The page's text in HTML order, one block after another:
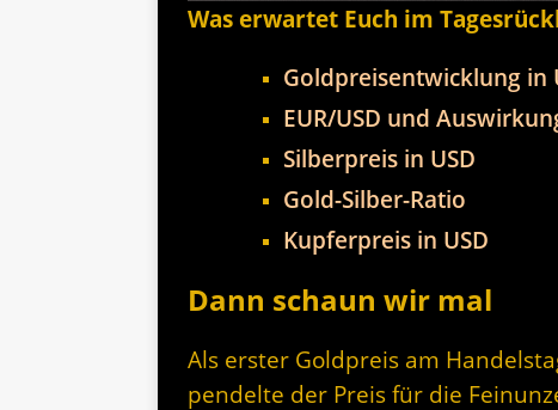
Was erwartet Euch im
Goldpreisentwicklung in
EUR/USD und
Silberpreis in USD
Gold-Silber-Ratio
Kupferpreis in USD
Dann schaun wir mal
Als erster Goldpreis am
pendelte der Preis für die